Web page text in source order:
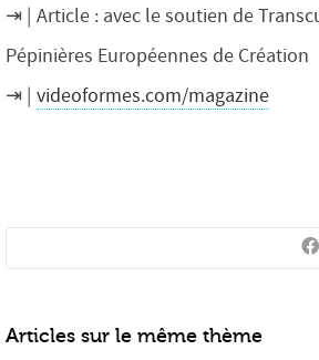
Article : avec le soutien de
Pépinières Européennes de Création
videoformes.com/magazine
Articles sur le même thème